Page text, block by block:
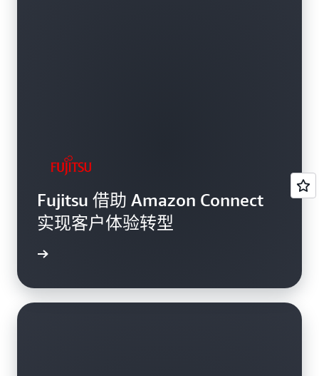
Fujitsu 借助 Amazon Connect
实现客户体验转型